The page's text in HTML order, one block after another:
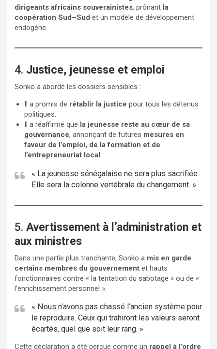
dirigeants africains souverainistes, prônant la
coopération Sud–Sud et un modèle de développement
endogène.
4. Justice, jeunesse et emploi
Sonko a abordé les dossiers sensibles :
Il a promis de rétablir la justice pour tous les détenus
politiques.
Il a réaffirmé que la jeunesse reste au cœur de sa
gouvernance, annonçant de futures mesures en
faveur de l’emploi, de la formation et de
l’entrepreneuriat local.
« La jeunesse sénégalaise ne sera plus sacrifiée.
Elle sera la colonne vertébrale du changement. »
5. Avertissement à l’administration et
aux ministres
Dans une partie plus tranchante, Sonko a mis en garde
certains membres du gouvernement et hauts
fonctionnaires contre « la tentation du sabotage » ou de «
l’enrichissement personnel ».
« Nous n’avons pas chassé l’ancien système pour
le reproduire. Ceux qui trahiront les valeurs seront
écartés, quel que soit leur rang. »
Cette déclaration a été perçue comme un rappel à l’ordre